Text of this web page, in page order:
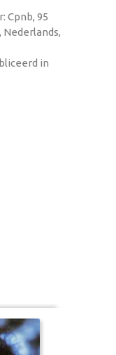
Cpnb, 95
Nederlands,
in